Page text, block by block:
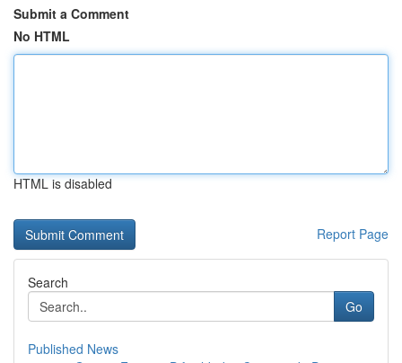
Submit a Comment
No HTML
HTML is disabled
Report Page
Search
Go
Published News